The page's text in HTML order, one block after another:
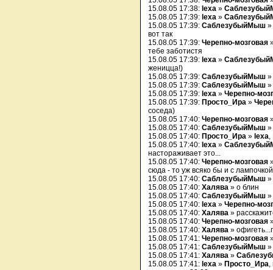
15.08.05 17:38: lexa »
15.08.05 17:39: lexa »
15.08.05 17:39: СаблезубыйМыш »
вот так
15.08.05 17:39: Черепно-мозговая
тебе заботистя
15.08.05 17:39: lexa »
женицца!)
15.08.05 17:39: СаблезубыйМыш »
15.08.05 17:39: СаблезубыйМыш »
15.08.05 17:39: lexa » Черепно-
15.08.05 17:39: Просто_Ира »
соседа)
15.08.05 17:40: Черепно-мозговая
15.08.05 17:40: СаблезубыйМыш »
15.08.05 17:40: Просто_Ира » lexa,
15.08.05 17:40: lexa »
настораживает это...
15.08.05 17:40: Черепно-мозговая
сюда - то уж всяко бы и с
15.08.05 17:40: СаблезубыйМыш »
15.08.05 17:40: Халява » о блин
15.08.05 17:40: СаблезубыйМыш »
15.08.05 17:40: lexa » Черепно-
15.08.05 17:40: Халява »
15.08.05 17:40: Черепно-мозговая
15.08.05 17:40: Халява »
15.08.05 17:41: Черепно-мозговая
15.08.05 17:41: СаблезубыйМыш »
15.08.05 17:41: Халява »
15.08.05 17:41: lexa » Просто_Ира,